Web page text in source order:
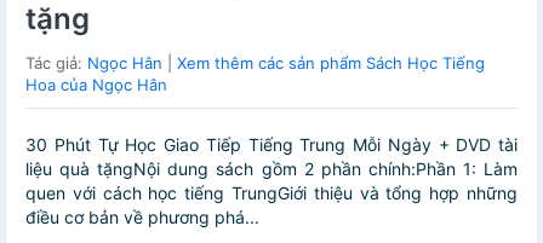
tặng
Tác giả: Ngọc Hân
Xem thêm các sản phẩm Sách Học Tiếng
Hoa của Ngọc Hân
30 Phút Tự Học Giao Tiếp Tiếng Trung Mỗi Ngày + DVD tài
liệu quà tặngNội dung sách gồm 2 phần chính:Phần 1: Làm
quen với cách học tiếng TrungGiới thiệu và tổng hợp những
điều cơ bản về phương phá...